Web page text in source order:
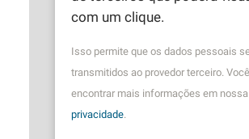
com um clique.
Isso permite que os dados pessoais
transmitidos ao provedor terceiro.
encontrar mais informações em nossa
privacidade.